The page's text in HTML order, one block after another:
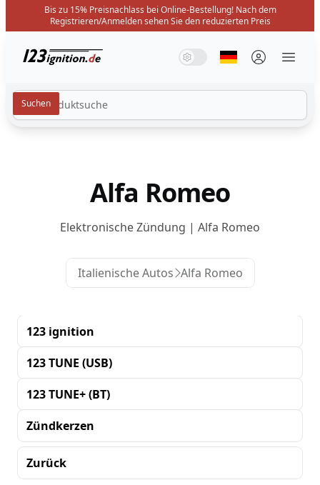
Bis zu 15% Preisnachlass bei Online-Bestellung! Nach dem
Registrieren/Anmelden sehen Sie den reduzierten Preis
123ignition.de Systemmodus
Lichtmodus
Dunkelmodus
Sprache
Alfa Romeo
Elektronische Zündung | Alfa Romeo
Italienische Autos Alfa Romeo
123 ignition
123 TUNE (USB)
123 TUNE+ (BT)
Zündkerzen
Zurück